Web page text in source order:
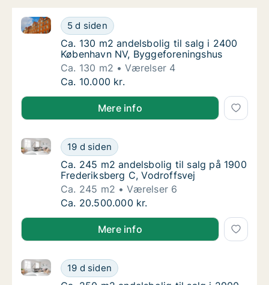
Ca. 130 m2 andelsbolig til salg i 2400
5 d siden
Ca. 130 m2 andelsbolig til salg i 2400 København
Ca. 130 m2 andelsbolig til salg i 2400
Ca. 130 m2 andelsbolig til salg i 2400
København NV, Byggeforeningshus
Ca. 130 m2
Værelser 4
Ca. 130 m2 andelsbolig til salg i 2400
Ca. 10.000 kr.
Mere info
Ca. 245 m2 andelsbolig til salg på 1900
19 d siden
Ca. 245 m2 andelsbolig til salg på 1900
Ca. 245 m2 andelsbolig til salg på 1900
Ca. 245 m2 andelsbolig til salg på 1900
Frederiksberg C, Vodroffsvej
Ca. 245 m2
Værelser 6
Ca. 245 m2 andelsbolig til salg på 1900
Ca. 20.500.000 kr.
Mere info
Ca. 250 m2 andelsbolig til salg i 2900
19 d siden
Ca. 250 m2 andelsbolig til salg i 2900 Hellerup,